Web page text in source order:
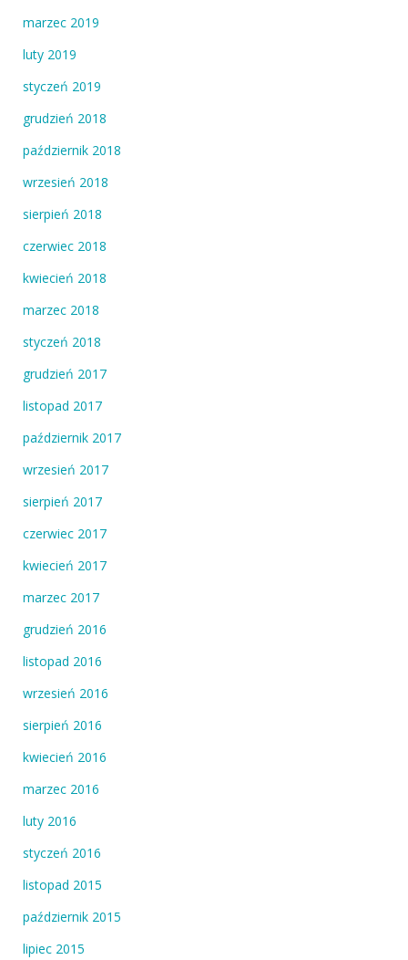
marzec 2019
luty 2019
styczeń 2019
grudzień 2018
październik 2018
wrzesień 2018
sierpień 2018
czerwiec 2018
kwiecień 2018
marzec 2018
styczeń 2018
grudzień 2017
listopad 2017
październik 2017
wrzesień 2017
sierpień 2017
czerwiec 2017
kwiecień 2017
marzec 2017
grudzień 2016
listopad 2016
wrzesień 2016
sierpień 2016
kwiecień 2016
marzec 2016
luty 2016
styczeń 2016
listopad 2015
październik 2015
lipiec 2015